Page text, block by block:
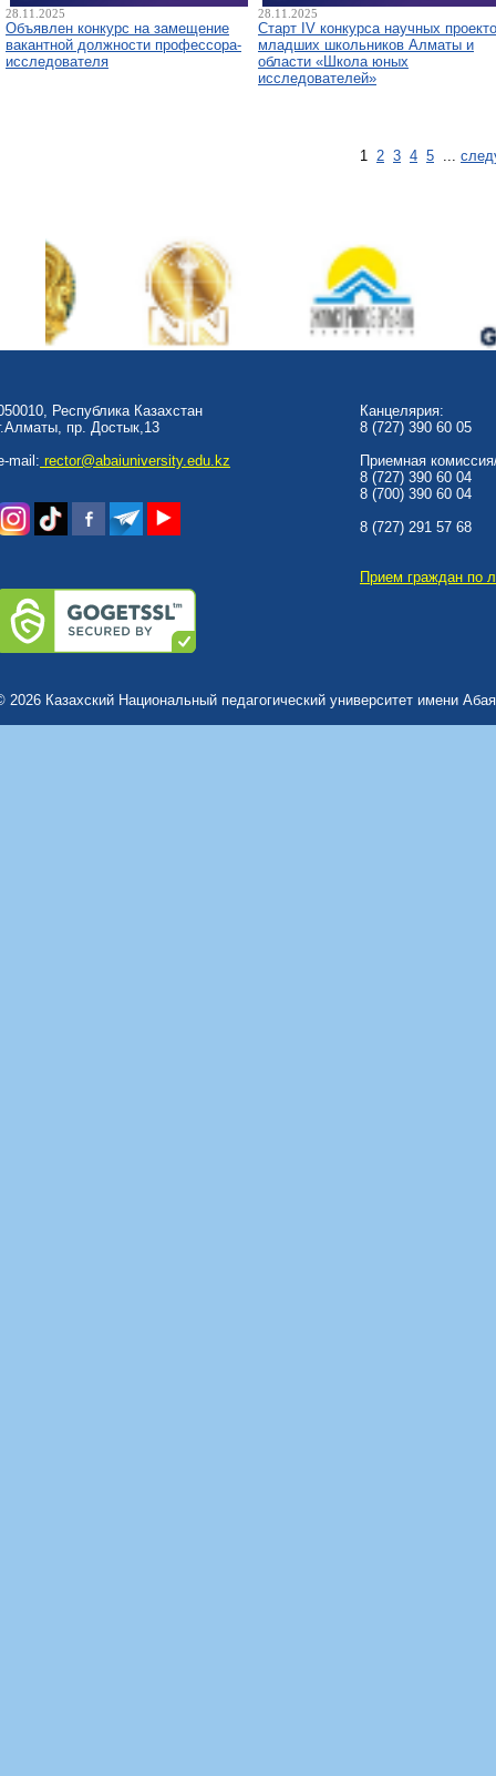
28.11.2025
Объявлен конкурс на замещение
вакантной должности профессора-
исследователя
28.11.2025
Старт IV конкурса научных
младших школьников Алматы и
области «Школа юных
исследователей»
1 2 3 4 5 ...
Республика Казахстан
пр. Достык,13
mail: rector@abaiuniversity.edu.kz
Канцелярия:
8 (727) 390 60 05
Приемная
8 (727) 390 60 04
8 (700) 390 60 04
8 (727) 291 57 68
Прием граждан по
2026 Казахский Национальный педагогический университет имени Абая